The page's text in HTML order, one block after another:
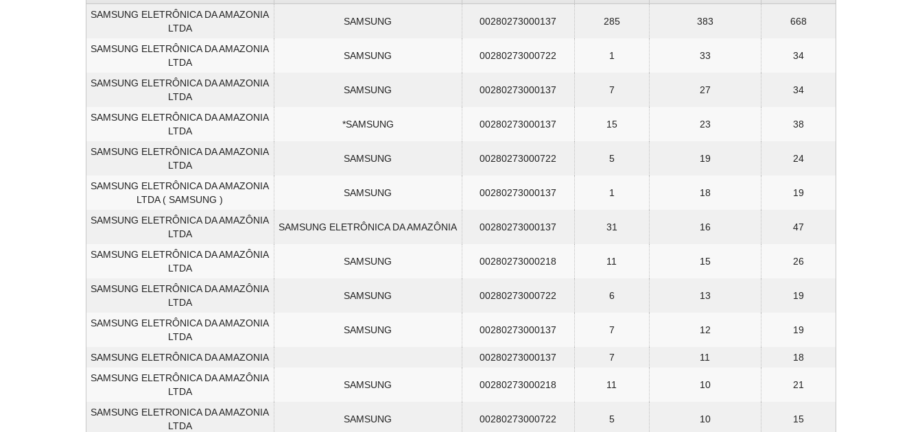
SAMSUNG ELETRÔNICA DA AMAZONIA
LTDA
SAMSUNG 00280273000137 285 383 668
SAMSUNG ELETRÔNICA DA AMAZONIA
LTDA
SAMSUNG 00280273000722 1 33 34
SAMSUNG ELETRÔNICA DA AMAZONIA
LTDA
SAMSUNG 00280273000137 7 27 34
SAMSUNG ELETRÔNICA DA AMAZONIA
LTDA
*SAMSUNG 00280273000137 15 23 38
SAMSUNG ELETRÔNICA DA AMAZONIA
LTDA
SAMSUNG 00280273000722 5 19 24
SAMSUNG ELETRÔNICA DA AMAZONIA
LTDA ( SAMSUNG )
SAMSUNG 00280273000137 1 18 19
SAMSUNG ELETRÔNICA DA AMAZÔNIA
LTDA
SAMSUNG ELETRÔNICA DA AMAZÔNIA 00280273000137 31 16 47
SAMSUNG ELETRÔNICA DA AMAZÔNIA
LTDA
SAMSUNG 00280273000218 11 15 26
SAMSUNG ELETRÔNICA DA AMAZÔNIA
LTDA
SAMSUNG 00280273000722 6 13 19
SAMSUNG ELETRÔNICA DA AMAZONIA
LTDA
SAMSUNG 00280273000137 7 12 19
SAMSUNG ELETRÔNICA DA AMAZONIA 00280273000137 7 11
18
SAMSUNG ELETRÔNICA DA AMAZÔNIA
LTDA
SAMSUNG 00280273000218 11 10 21
SAMSUNG ELETRONICA DA AMAZONIA
LTDA
SAMSUNG 00280273000722 5 10 15